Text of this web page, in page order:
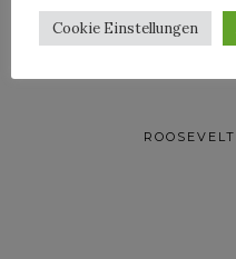
Cookie Einstellungen